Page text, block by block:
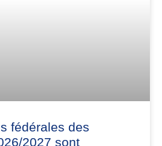
fédérales des
2027 sont